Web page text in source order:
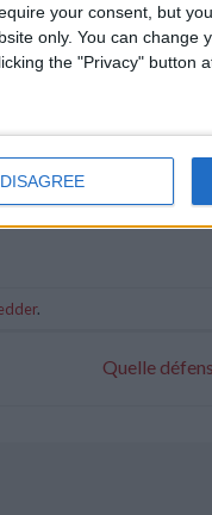
your consent, but
only. You can change
the "Privacy" button
DISAGREE
.
Quelle